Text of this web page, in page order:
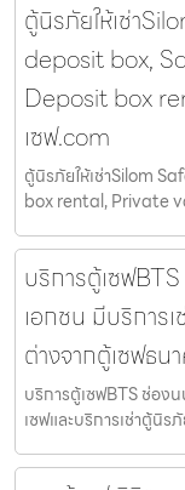
ตู้นิรภัยให้เช่า
deposit box,
Deposit box
เซฟ.com
ตู้นิรภัยให้เช่าSilom
box rental, Private
บริการตู้เซฟ
เอกชน มีบริการ
ต่างจากตู้เซฟธน
บริการตู้เซฟBTS ช่อง
เซฟและบริการเช่าตู้นิ